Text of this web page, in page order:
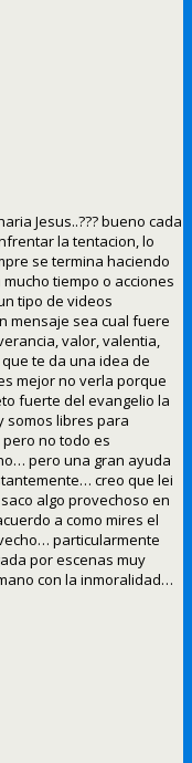
Jesus..??? bueno cada
la tentacion, lo
se termina haciendo
tiempo o acciones
tipo de videos
mensaje sea cual fuere
valor, valentia,
te da una idea de
mejor no verla porque
fuerte del evangelio la
somos libres para
no todo es
pero una gran ayuda
creo que lei
algo provechoso en
a como mires el
particularmente
por escenas muy
con la inmoralidad…